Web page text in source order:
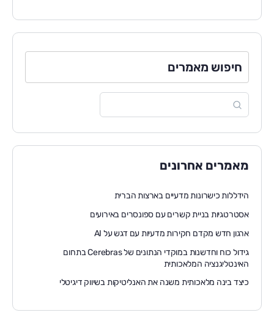
חיפוש מאמרים
מאמרים אחרונים
הידללות כישרונות מדעיים בארצות הברית
אסטרטגיות בניית קשרים עם ספונסרים באירועים
ארגון חדש מקדם חקירות מדעיות עם דגש על AI
גידול כוח וחדשנות במוקדי הנתונים של Cerebras בתחום
האינטליגנציה המלאכותית
כיצד בינה מלאכותית משנה את האנליטיקות בשיווק דיגיטלי